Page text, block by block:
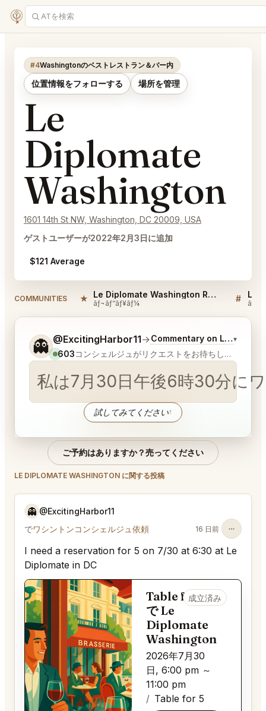
#4Washingtonのベストレストラン＆バー内
位置情報をフォローする 場所を管理
Le
Diplomate
Washington
1601 14th St NW, Washington, DC 20009, USA
ゲストユーザーが2022年2月3日に追加
$121 Average
COMMUNITIES ★ Le Diplomate Washington Reviews
ãƒ¬ãƒ“ãƒ¥ãƒ¼ #
👻 @ExcitingHarbor11→Commentary on Latest Bids
▾
603 コンシェルジュがリクエストをお待ちしています
私
試してみてください↑
ご希望についてもう少し詳しく教えてください。
ご予約はありますか？売ってください
LE DIPLOMATE WASHINGTON に関する投稿
👻 @ExcitingHarbor11
でワシントンコンシェルジュ依頼 16 日前
I need a reservation for 5 on 7/30 at 6:30 at Le
Diplomate in DC
Table for 5
で Le
Diplomate
Washington
2026年7月30
日, 6:00 pm ～
11:00 pm
Table for 5
成立済み